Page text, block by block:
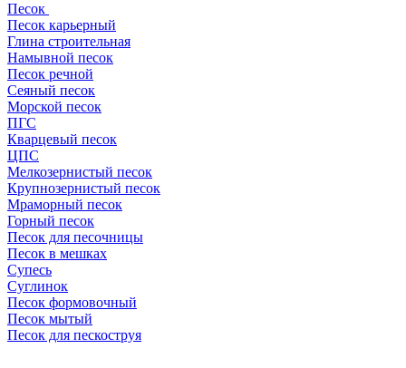
Песок
Песок карьерный
Глина строительная
Намывной песок
Песок речной
Сеяный песок
Морской песок
ПГС
Кварцевый песок
ЦПС
Мелкозернистый песок
Крупнозернистый песок
Мраморный песок
Горный песок
Песок для песочницы
Песок в мешках
Супесь
Суглинок
Песок формовочный
Песок мытый
Песок для пескоструя